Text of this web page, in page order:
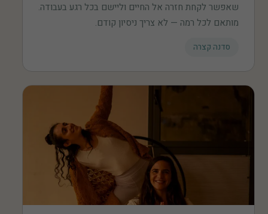
שאפשר לקחת חזרה אל החיים וליישם בכל רגע בעבודה.
מותאם לכל רמה — לא צריך ניסיון קודם.
סדנה קצרה